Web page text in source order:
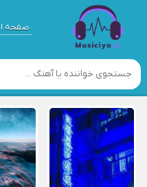
صفحه